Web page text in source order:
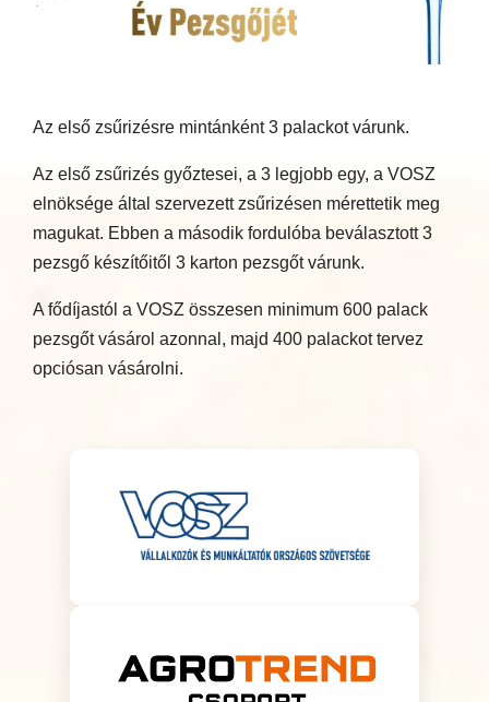
Az első zsűrizésre mintánként 3 palackot várunk.
Az első zsűrizés győztesei, a 3 legjobb egy, a VOSZ
elnöksége által szervezett zsűrizésen mérettetik meg
magukat. Ebben a második fordulóba beválasztott 3
pezsgő készítőitől 3 karton pezsgőt várunk.
A fődíjastól a VOSZ összesen minimum 600 palack
pezsgőt vásárol azonnal, majd 400 palackot tervez
opciósan vásárolni.